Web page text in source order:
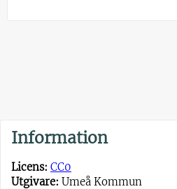
Information
Licens: CC0
Utgivare: Umeå Kommun